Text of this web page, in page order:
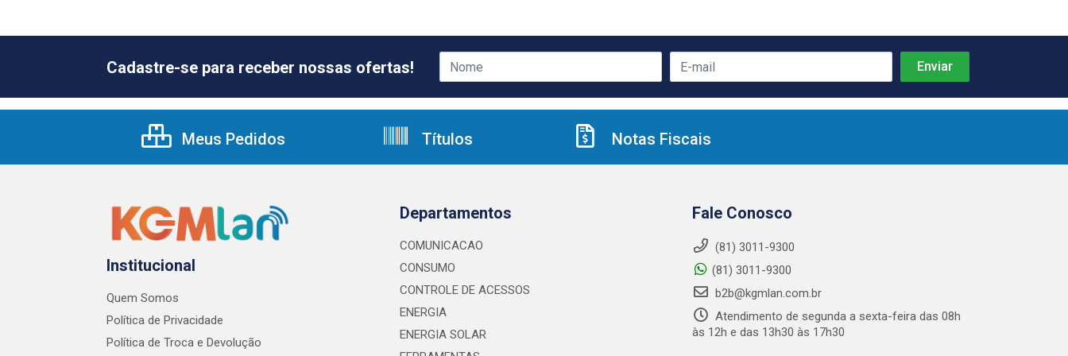
Cadastre-se para receber nossas ofertas!
Meus Pedidos Títulos Notas Fiscais
Institucional
Quem Somos
Política de Privacidade
Política de Troca e Devolução
Departamentos
COMUNICACAO
CONSUMO
CONTROLE DE ACESSOS
ENERGIA
ENERGIA SOLAR
Fale Conosco
(81) 3011-9300
(81) 3011-9300
b2b@kgmlan.com.br
Atendimento de segunda a sexta-feira das 08h
às 12h e das 13h30 às 17h30